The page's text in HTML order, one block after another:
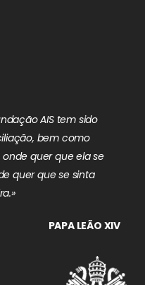
AIS tem sido
bem como
quer que ela se
quer que se sinta
PAPA LEÃO XIV